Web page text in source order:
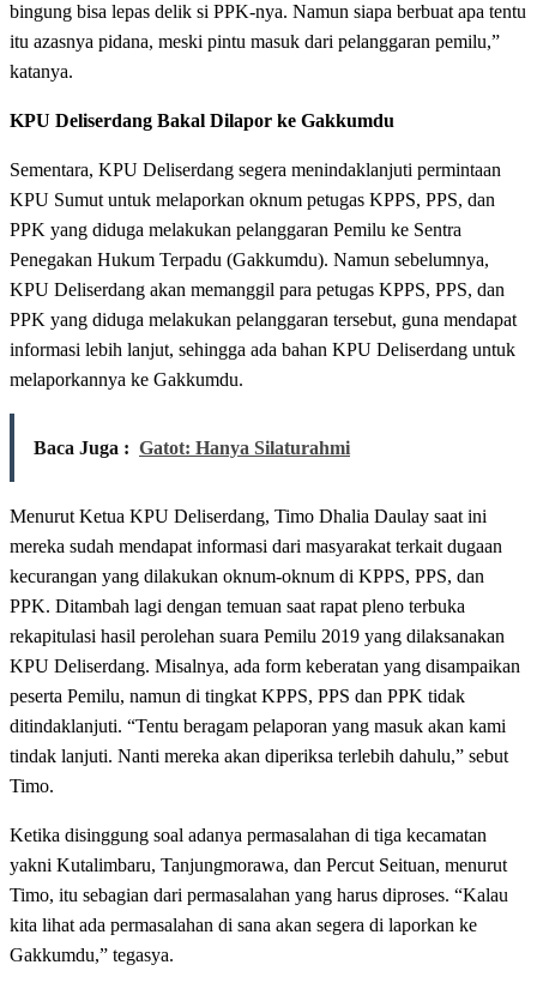
bingung bisa lepas delik si PPK-nya. Namun siapa berbuat apa tentu
itu azasnya pidana, meski pintu masuk dari pelanggaran pemilu,”
katanya.
KPU Deliserdang Bakal Dilapor ke Gakkumdu
Sementara, KPU Deliserdang segera menindaklanjuti permintaan
KPU Sumut untuk melaporkan oknum petugas KPPS, PPS, dan
PPK yang diduga melakukan pelanggaran Pemilu ke Sentra
Penegakan Hukum Terpadu (Gakkumdu). Namun sebelumnya,
KPU Deliserdang akan memanggil para petugas KPPS, PPS, dan
PPK yang diduga melakukan pelanggaran tersebut, guna mendapat
informasi lebih lanjut, sehingga ada bahan KPU Deliserdang untuk
melaporkannya ke Gakkumdu.
Baca Juga : Gatot: Hanya Silaturahmi
Menurut Ketua KPU Deliserdang, Timo Dhalia Daulay saat ini
mereka sudah mendapat informasi dari masyarakat terkait dugaan
kecurangan yang dilakukan oknum-oknum di KPPS, PPS, dan
PPK. Ditambah lagi dengan temuan saat rapat pleno terbuka
rekapitulasi hasil perolehan suara Pemilu 2019 yang dilaksanakan
KPU Deliserdang. Misalnya, ada form keberatan yang disampaikan
peserta Pemilu, namun di tingkat KPPS, PPS dan PPK tidak
ditindaklanjuti. “Tentu beragam pelaporan yang masuk akan kami
tindak lanjuti. Nanti mereka akan diperiksa terlebih dahulu,” sebut
Timo.
Ketika disinggung soal adanya permasalahan di tiga kecamatan
yakni Kutalimbaru, Tanjungmorawa, dan Percut Seituan, menurut
Timo, itu sebagian dari permasalahan yang harus diproses. “Kalau
kita lihat ada permasalahan di sana akan segera di laporkan ke
Gakkumdu,” tegasya.